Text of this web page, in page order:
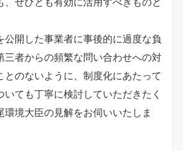
、ぜひとも有効に活用すべきものと
開した事業者に事後的に過度な負
三者からの頻繁な問い合わせへの対
のないように、 制度化にあたって
いても丁寧に検討していただきたく
環境大臣の見解をお伺いいたしま